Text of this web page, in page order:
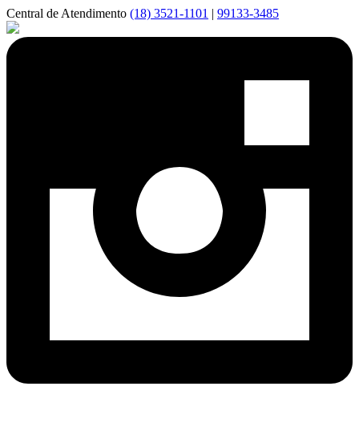
Central de Atendimento (18) 3521-1101 | 99133-3485